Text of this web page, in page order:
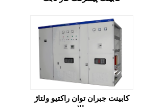
کابینت جبران توان راکتیو ولتاژ